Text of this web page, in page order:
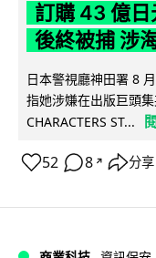
訂購 43 億日
後終被捕 涉
日本警視廳神田署 8
指她涉嫌在出版巨頭
CHARACTERS ST...
52 8 ↗ 分享